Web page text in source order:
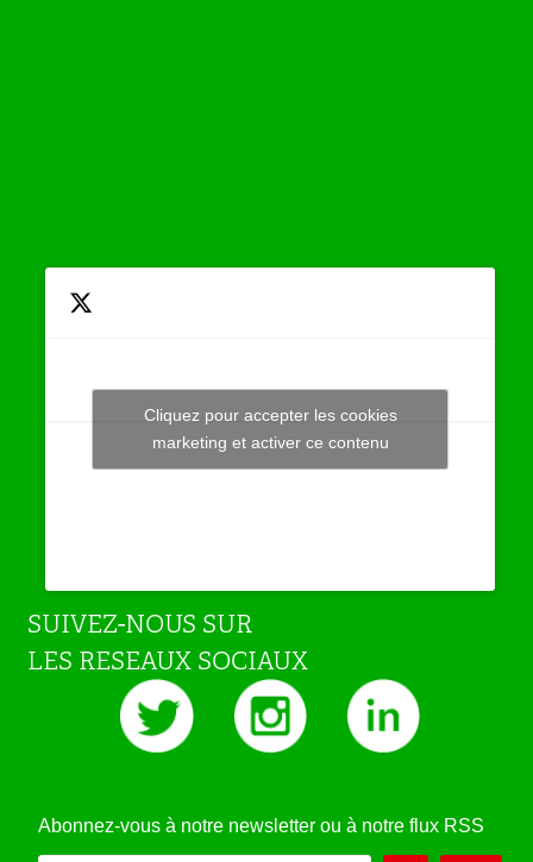
Tweets by JeuAchat
Cliquez pour accepter les cookies
marketing et activer ce contenu
SUIVEZ-NOUS SUR
LES RESEAUX SOCIAUX
Abonnez-vous à notre newsletter ou à notre flux RSS